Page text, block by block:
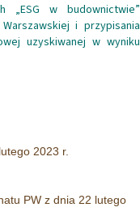
„ESG w budownictwie”
i przypisania
uzyskiwanej w wyniku
2023 r.
PW z dnia 22 lutego